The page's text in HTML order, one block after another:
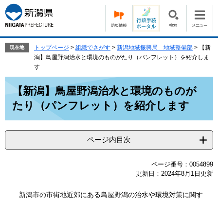
ー
ジ
の
す。
ニ
ュ
ー
し
現在地 トップページ > 組織でさがす > 新潟地域振興局 地域整備部 >
【新
潟】鳥屋野潟治水と環境のものがたり（パンフレット）を紹介しま
す
【新潟】鳥屋野潟治水と環境のものが
たり（パンフレット）を紹介します
ページ内目次
ページ番号：0054899
更新日：2024年8月1日更新
新潟市の市街地近郊にある鳥屋野潟の治水や環境対策に関す